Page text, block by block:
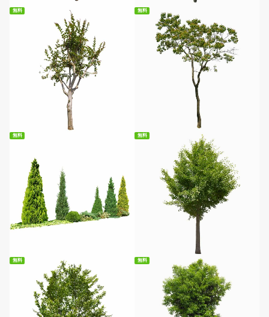
無料
無料ダウンロード
無料
無料ダウンロード
無料 無料
無料ダウンロード
無料 無料